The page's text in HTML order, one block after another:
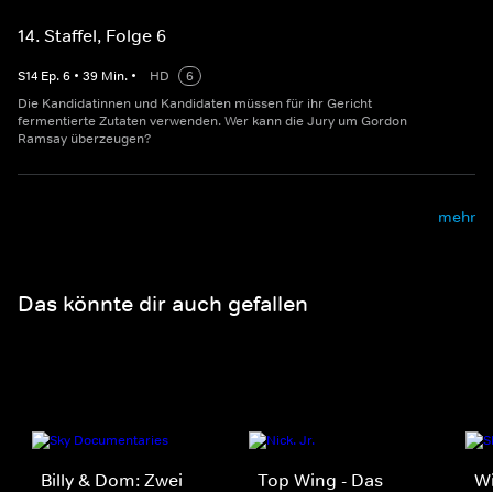
14. Staffel, Folge 6
S14 Ep.6 • 39 Min. • HD
6
Die Kandidatinnen und Kandidaten müssen für ihr Gericht
fermentierte Zutaten verwenden. Wer kann die Jury um Gordon
Ramsay überzeugen?
mehr
Das könnte dir auch gefallen
Billy & Dom: Zwei
Top Wing - Das